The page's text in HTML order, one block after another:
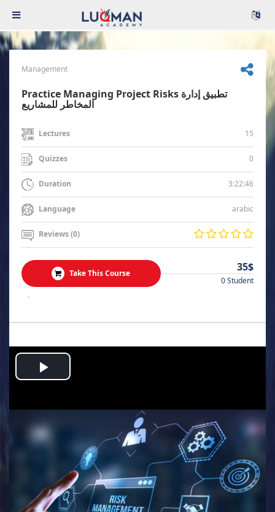
Management
Practice Managing Project Risks تطبيق إدارة
المخاطر للمشاريع
Lectures 15
Quizzes 0
Duration 3:22:46
Language arabic
Reviews (0)
Take This Course 35$
0 Student
.
Play
Video